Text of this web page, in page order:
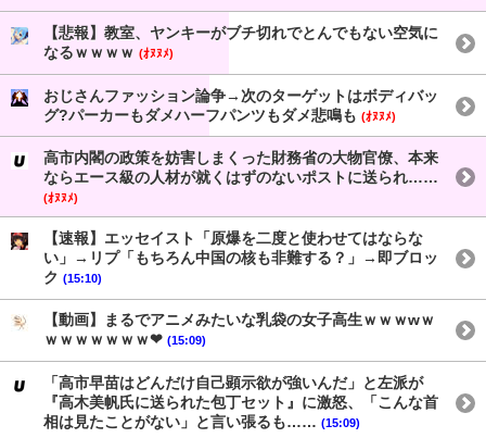
【悲報】教室、ヤンキーがブチ切れでとんでもない空気に
なるｗｗｗｗ (ｵﾇﾇﾒ)
おじさんファッション論争→次のターゲットはボディバッ
グ?パーカーもダメハーフパンツもダメ悲鳴も (ｵﾇﾇﾒ)
高市内閣の政策を妨害しまくった財務省の大物官僚、本来
ならエース級の人材が就くはずのないポストに送られ……
(ｵﾇﾇﾒ)
【速報】エッセイスト「原爆を二度と使わせてはならな
い」→リプ「もちろん中国の核も非難する？」→即ブロッ
ク (15:10)
【動画】まるでアニメみたいな乳袋の女子高生ｗｗｗwｗ
ｗｗｗｗｗｗｗ❤ (15:09)
「高市早苗はどんだけ自己顕示欲が強いんだ」と左派が
『高木美帆氏に送られた包丁セット』に激怒、「こんな首
相は見たことがない」と言い張るも…… (15:09)